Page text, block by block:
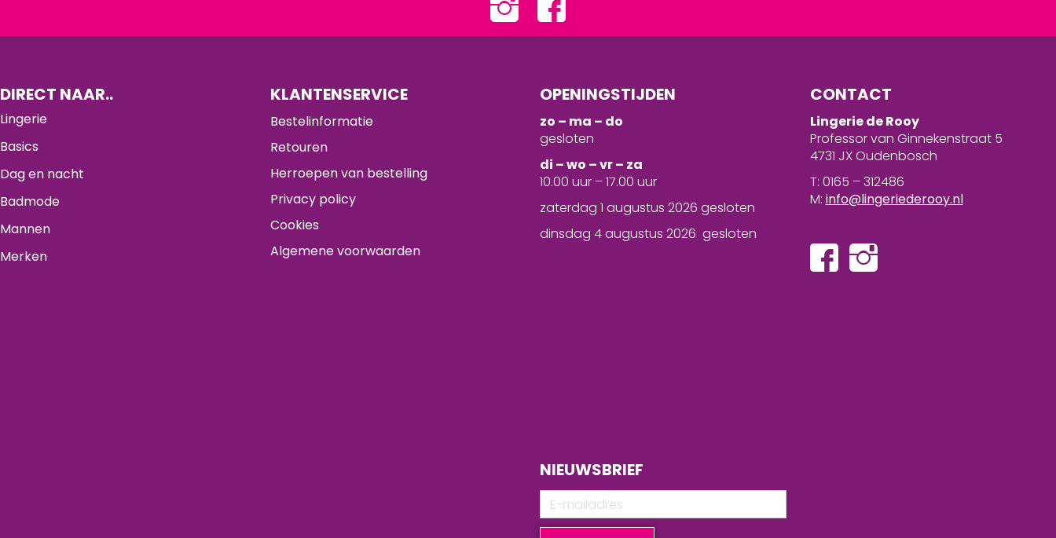
DIRECT NAAR..
Lingerie
Basics
Dag en nacht
Badmode
Mannen
Merken
KLANTENSERVICE
Bestelinformatie
Retouren
Herroepen van bestelling
Privacy policy
Cookies
Algemene voorwaarden
OPENINGSTIJDEN
zo – ma – do
gesloten
di – wo – vr – za
10.00 uur – 17.00 uur
zaterdag 1 augustus 2026 gesloten
dinsdag 4 augustus 2026 gesloten
NIEUWSBRIEF
CONTACT
Lingerie de Rooy
Professor van Ginnekenstraat 5
4731 JX Oudenbosch
T: 0165 – 312486
M: info@lingeriederooy.nl